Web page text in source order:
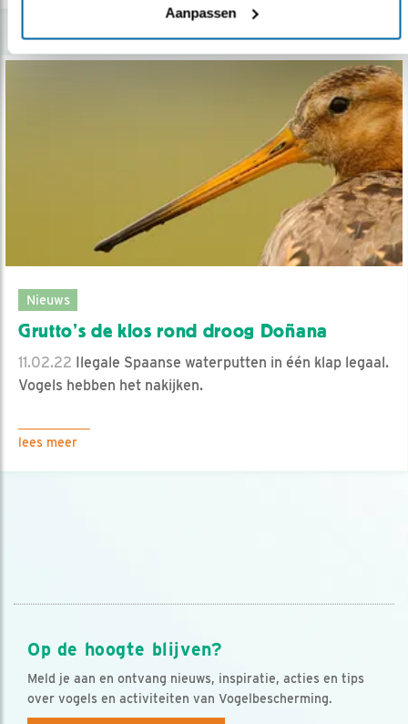
Aanpassen
Nieuws
Grutto’s de klos rond droog Doñana
11.02.22 Ilegale Spaanse waterputten in één klap legaal.
Vogels hebben het nakijken.
lees meer
Op de hoogte blijven?
Meld je aan en ontvang nieuws, inspiratie, acties en tips
over vogels en activiteiten van Vogelbescherming.